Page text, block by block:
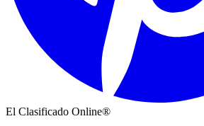
El Clasificado Online®